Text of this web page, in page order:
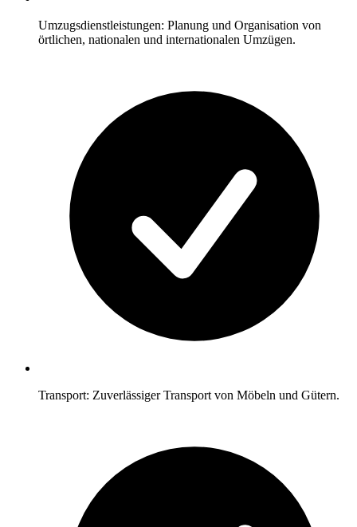
Umzugsdienstleistungen: Planung und Organisation von
örtlichen, nationalen und internationalen Umzügen.
Transport: Zuverlässiger Transport von Möbeln und Gütern.